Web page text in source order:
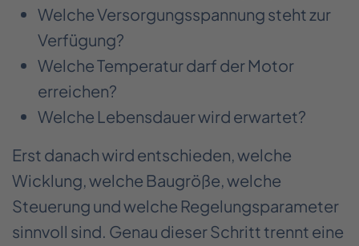
Welche Versorgungsspannung steht zur
Verfügung?
Welche Temperatur darf der Motor
erreichen?
Welche Lebensdauer wird erwartet?
Erst danach wird entschieden, welche
Wicklung, welche Baugröße, welche
Steuerung und welche Regelungsparameter
sinnvoll sind. Genau dieser Schritt trennt eine